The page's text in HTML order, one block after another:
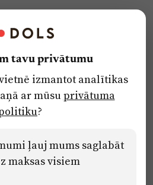
tavu privātumu
izmantot analītikas
ar mūsuprivātuma
?
ļauj mums saglabāt
maksas visiem